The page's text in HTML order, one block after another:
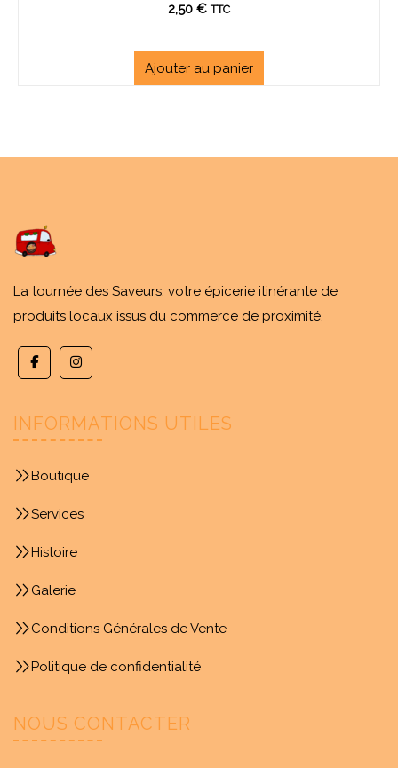
2,50 € TTC
Ajouter au panier
La tournée des Saveurs, votre épicerie itinérante de
produits locaux issus du commerce de proximité.
INFORMATIONS UTILES
Boutique
Services
Histoire
Galerie
Conditions Générales de Vente
Politique de confidentialité
NOUS CONTACTER